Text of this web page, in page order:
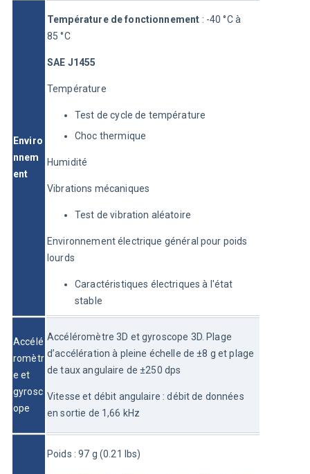
Enviro
nnem
ent
Température de fonctionnement : -40 °C à
85 °C
SAE J1455
Température
Test de cycle de température
Choc thermique
Humidité
Vibrations mécaniques
Test de vibration aléatoire
Environnement électrique général pour poids
lourds
Caractéristiques électriques à l'état
stable
Accélé
romètr
e et
gyrosc
ope
Accéléromètre 3D et gyroscope 3D. Plage
d’accélération à pleine échelle de ±8 g et plage
de taux angulaire de ±250 dps
Vitesse et débit angulaire : débit de données
en sortie de 1,66 kHz
Poids : 97 g (0.21 lbs)